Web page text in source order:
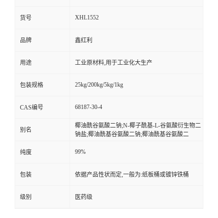
货号 XHL1552
品牌 鑫红利
用途 工业原材料,用于工业化大生产
包装规格 25kg/200kg/5kg/1kg
CAS编号 68187-30-4
别名
椰油酰谷氨酸二钠;N-椰子酰基-L-谷氨酸衍生物二
钠盐;椰油酰基谷氨酸二钠;椰油酰基谷氨酸二
纯度 99%
包装 依据产品性状而定,一般为:纸板桶或镀锌铁桶
级别 医药级